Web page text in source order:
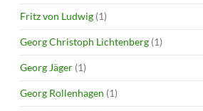
Fritz von Ludwig (1)
Georg Christoph Lichtenberg (1)
Georg Jäger (1)
Georg Rollenhagen (1)